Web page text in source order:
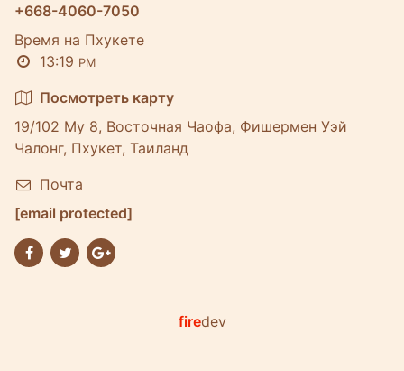
+668-4060-7050
Время на Пхукете
13:19 PM
Посмотреть карту
19/102 Му 8, Восточная Чаофа, Фишермен Уэй
Чалонг, Пхукет, Таиланд
Почта
[email protected]
firedev